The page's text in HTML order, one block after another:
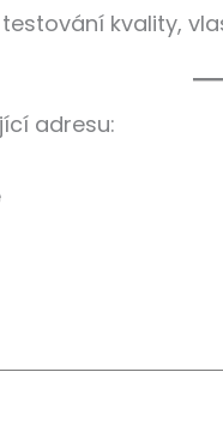
kvality,
adresu: